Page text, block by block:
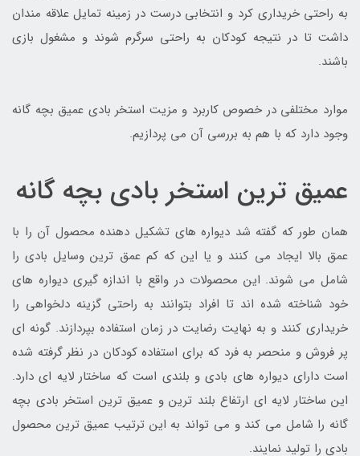
به راحتی خریداری کرد و انتخابی درست در زمینه تمایل علاقه مندان
داشت تا در نتیجه کودکان به راحتی سرگرم شوند و مشغول بازی
باشند.
موارد مختلفی در خصوص کاربرد و مزیت استخر بادی عمیق بچه گانه
وجود دارد که با هم به بررسی آن می پردازیم.
عمیق ترین استخر بادی بچه گانه
همان طور که گفته شد دیواره های تشکیل دهنده محصول آن را با
عمق بالا ایجاد می کنند و یا این که کم عمق ترین وسایل بادی را
شامل می شوند. این محصولات در واقع با اندازه گیری دیواره های
خود شناخته شده اند تا افراد بتوانند به راحتی گزینه دلخواهی را
خریداری کنند و به نهایت رضایت در زمان استفاده بپردازند. گونه ای
پر فروش و منحصر به فرد که برای استفاده کودکان در نظر گرفته شده
است دارای دیواره های بادی و بلندی است که ساختار لایه ای دارد.
این ساختار لایه ای ارتفاع بلند ترین و عمیق ترین استخر بادی بچه
گانه را شامل می کند و می تواند به این ترتیب عمیق ترین محصول
بادی را تولید نمایند.